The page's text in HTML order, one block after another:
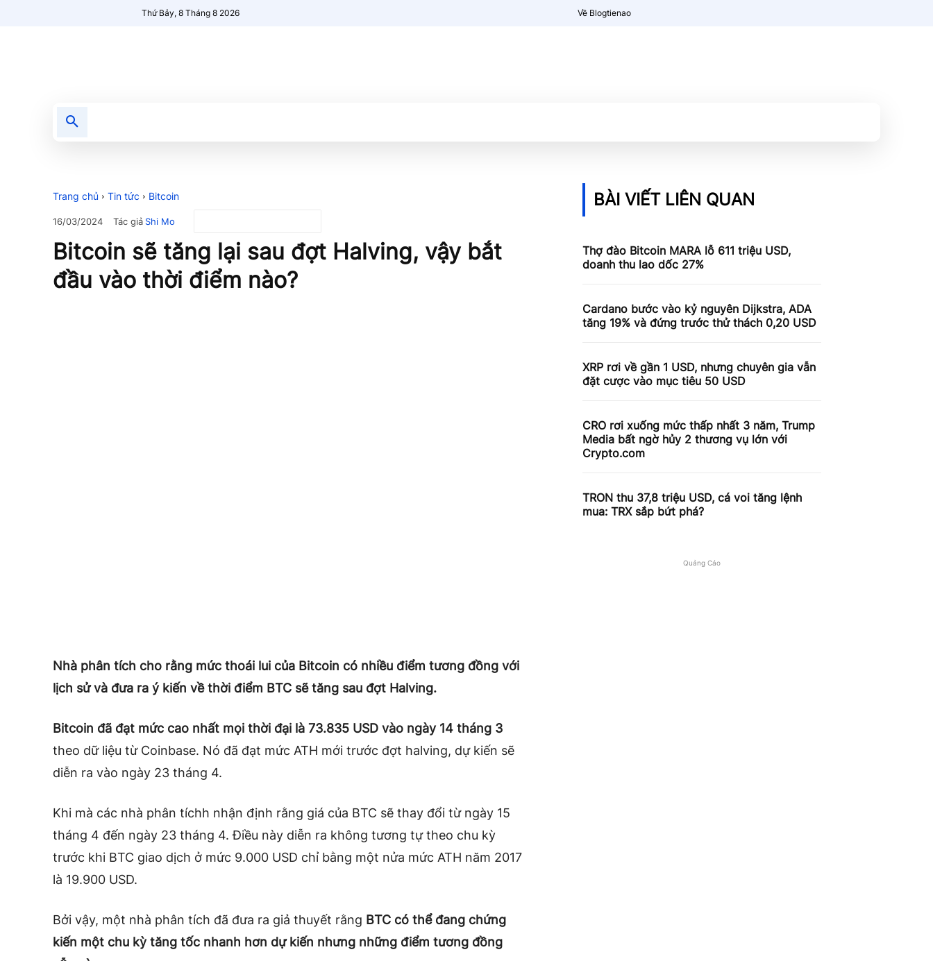
Thứ Bảy, 8 Tháng 8 2026 Về Blogtienao
Trang chủ Tin tức Bitcoin
16/03/2024 Tác giảShi Mo
Bitcoin sẽ tăng lại sau đợt Halving, vậy bắt
đầu vào thời điểm nào?
Nhà phân tích cho rằng mức thoái lui của Bitcoin có nhiều điểm tương đồng với
lịch sử và đưa ra ý kiến về thời điểm BTC sẽ tăng sau đợt Halving.
Bitcoin đã đạt mức cao nhất mọi thời đại là 73.835 USD vào ngày 14 tháng 3
theo dữ liệu từ Coinbase. Nó đã đạt mức ATH mới trước đợt halving, dự kiến ​​sẽ
diễn ra vào ngày 23 tháng 4.
Khi mà các nhà phân tíchh nhận định rằng giá của BTC sẽ thay đổi từ ngày 15
tháng 4 đến ngày 23 tháng 4. Điều này diễn ra không tương tự theo chu kỳ
trước khi BTC giao dịch ở mức 9.000 USD chỉ bằng một nửa mức ATH năm 2017
là 19.900 USD.
Bởi vậy, một nhà phân tích đã đưa ra giả thuyết rằng BTC có thể đang chứng
kiến một chu kỳ tăng tốc nhanh hơn dự kiến nhưng những điểm tương đồng
BÀI VIẾT LIÊN QUAN
Thợ đào Bitcoin MARA lỗ 611 triệu USD,
doanh thu lao dốc 27%
Cardano bước vào kỷ nguyên Dijkstra, ADA
tăng 19% và đứng trước thử thách 0,20 USD
XRP rơi về gần 1 USD, nhưng chuyên gia vẫn
đặt cược vào mục tiêu 50 USD
CRO rơi xuống mức thấp nhất 3 năm, Trump
Media bất ngờ hủy 2 thương vụ lớn với
Crypto.com
TRON thu 37,8 triệu USD, cá voi tăng lệnh
mua: TRX sắp bứt phá?
Quảng Cáo